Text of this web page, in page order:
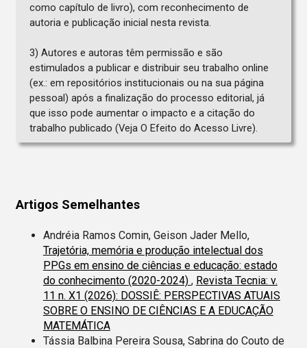
como capítulo de livro), com reconhecimento de
autoria e publicação inicial nesta revista.
3) Autores e autoras têm permissão e são
estimulados a publicar e distribuir seu trabalho online
(ex.: em repositórios institucionais ou na sua página
pessoal) após a finalização do processo editorial, já
que isso pode aumentar o impacto e a citação do
trabalho publicado (Veja O Efeito do Acesso Livre).
Artigos Semelhantes
Andréia Ramos Comin, Geison Jader Mello,
Trajetória, memória e produção intelectual dos
PPGs em ensino de ciências e educação: estado
do conhecimento (2020-2024) , Revista Tecnia: v.
11 n. X1 (2026): DOSSIÊ: PERSPECTIVAS ATUAIS
SOBRE O ENSINO DE CIÊNCIAS E A EDUCAÇÃO
MATEMÁTICA
Tássia Balbina Pereira Sousa, Sabrina do Couto de